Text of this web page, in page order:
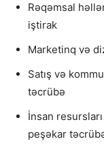
Rəqəmsal
iştirak
Marketinq və
Satış və
təcrübə
İnsan
peşəkar